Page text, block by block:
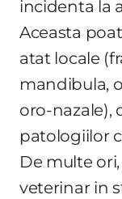
incidenta la
Aceasta
atat locale
mandibula,
oro-nazale),
patologiilor
De multe
veterinar in